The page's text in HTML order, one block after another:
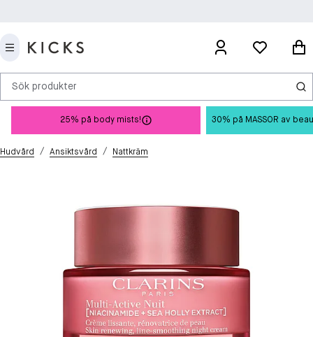
Sök produkter
25% på body mists! 30% på MASSOR av
Hudvård / Ansiktsvård / Nattkräm